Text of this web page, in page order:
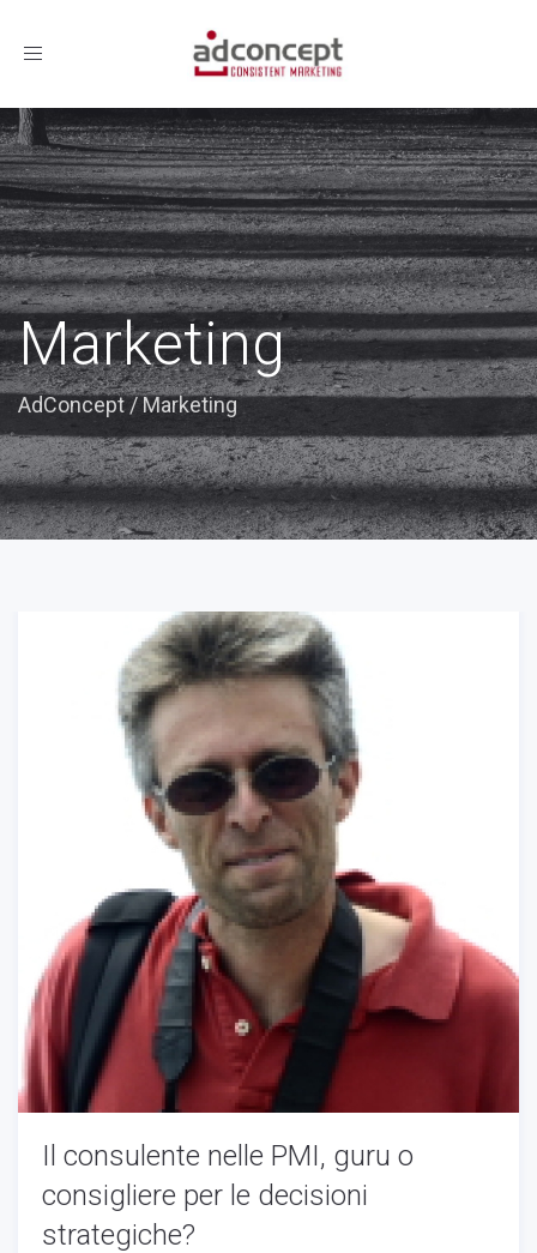
Toggle
Marketing
AdConcept/ Marketing
Il consulente nelle PMI, guru o
consigliere per le decisioni
strategiche?
Necessari
Questi cookie
non sono
opzionali,
occorrono al
sito per
funzionare
correttamente.
Statistici
Al fine di
migliorare
funzionalità
struttura
del sito
Web, in
base a
come viene
utilizzato il